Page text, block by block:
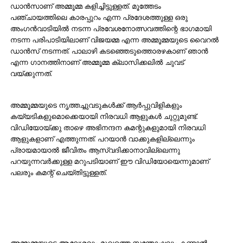
ഡാൻസാണ് അമ്മൂമ്മ കളിച്ചിട്ടുള്ളത്. മൂത്തേടം
പഞ്ചായത്തിലെ കാരപ്പുറം എന്ന പ്രദേശത്തുള്ള ഒരു
അംഗൻവാടിയിൽ നടന്ന പ്രവേശനോത്സവത്തിന്റെ ഭാഗമായി
നടന്ന പരിപാടിയിലാണ് വിജയമ്മ എന്ന അമ്മൂമ്മയുടെ വൈറൽ
ഡാൻസ് നടന്നത്. പാലാഴി കടഞ്ഞെടുത്തൊരഴകാണ് ഞാൻ
എന്ന ​ഗാനത്തിനാണ് അമ്മൂമ്മ ക്ലാസിക്കലിൽ ചുവട്
വയ്ക്കുന്നത്.
അമ്മൂമ്മയുടെ നൃത്തച്ചുവടുകൾക്ക് ആർപ്പുവിളികളും
കയ്യടികളുമൊക്കെയായി നിരവധി ആളുകൾ ചുറ്റുമുണ്ട്.
വിഡിയോയ്ക്കു താഴെ അഭിനന്ദന കമന്റുകളുമായി നിരവധി
ആളുകളാണ് എത്തുന്നത്. പറയാൻ വാക്കുകളില്ലെന്നും
പ്രായമായാൽ ജീവിതം ആസ്വദിക്കാനാവില്ലെന്നു
പറയുന്നവർക്കുള്ള മറുപടിയാണ് ഈ വിഡിയോയെന്നുമാണ്
പലരും കമന്റ് ചെയ്തിട്ടുള്ളത്.